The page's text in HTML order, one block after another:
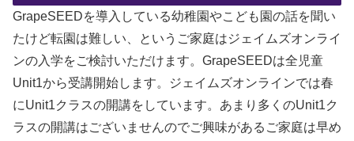
GrapeSEEDを導入している幼稚園やこども園の話を聞い
たけど転園は難しい、というご家庭はジェイムズオンライ
ンの入学をご検討いただけます。GrapeSEEDは全児童
Unit1から受講開始します。ジェイムズオンラインでは春
にUnit1クラスの開講をしています。あまり多くのUnit1ク
ラスの開講はございませんのでご興味があるご家庭は早め